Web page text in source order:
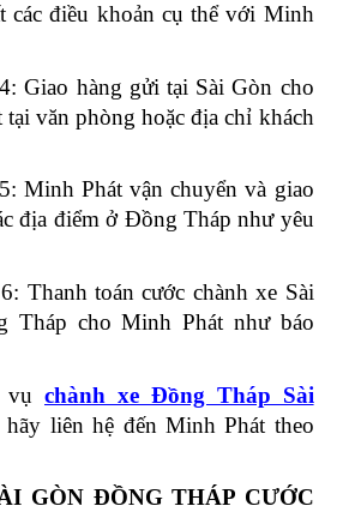
các điều khoản cụ thể với Minh
Giao hàng gửi tại Sài Gòn cho
văn phòng hoặc địa chỉ khách
Minh Phát vận chuyển và giao
địa điểm ở Đồng Tháp như yêu
Thanh toán cước chành xe Sài
Tháp cho Minh Phát như báo
vụ chành xe Đồng Tháp Sài
hãy liên hệ đến Minh Phát theo
GÒN ĐỒNG THÁP CƯỚC